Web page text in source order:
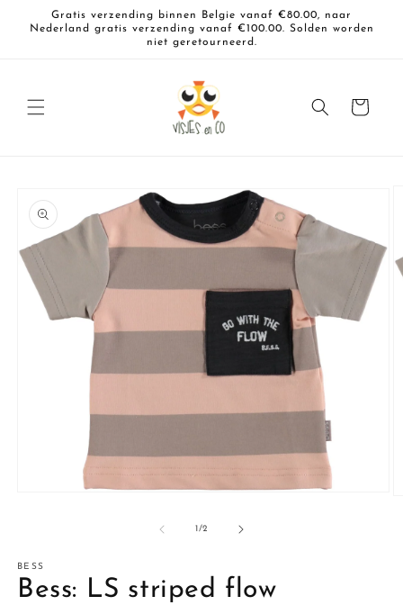
naar de
content
Gratis verzending binnen Belgie vanaf €80.00, naar
Nederland gratis verzending vanaf €100.00. Solden worden
niet geretourneerd.
Winkelwagen
1/van
2
BESS
Bess: LS striped flow